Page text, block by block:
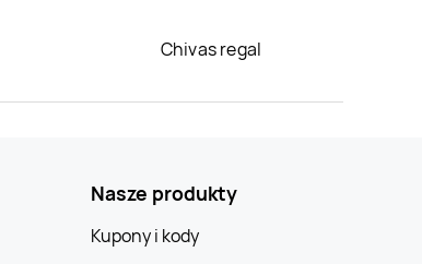
Chivas regal
Nasze produkty
Kupony i kody